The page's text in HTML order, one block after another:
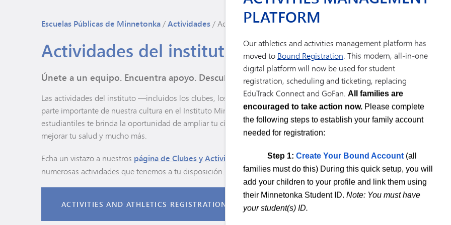
Inmersión lingüística (6.º-8.º)
Transporte
Escuelas Públicas de Minnetonka /Actividades /Actividades del instituto
Actividades del instituto
Únete a un equipo. Encuentra apoyo. Descubre un talento oculto.
Las actividades del instituto —incluidos los clubes, los programas de enriquecimiento y los deportes— son una
parte importante de nuestra cultura en el Instituto Minnetonka. Formar parte de los clubes y organizaciones
estudiantiles te brinda la oportunidad de ampliar tu círculo de amistades, desarrollar habilidades de liderazgo,
mejorar tu salud y mucho más.
Echa un vistazo a nuestros página de Clubes y Actividades Extraescolareshoy mismo y descubre las
numerosas actividades que tenemos a tu disposición.
ACTIVITIES AND ATHLETICS REGISTRATION
PLATFORM
Our athletics and activities management platform has
moved to Bound Registration. This modern, all-in-one
digital platform will now be used for student
registration, scheduling and ticketing, replacing
EduTrack Connect and GoFan. All families are
encouraged to take action now. Please complete
the following steps to establish your family account
needed for registration:
Step 1: Create Your Bound Account (all
families must do this) During this quick setup, you will
add your children to your profile and link them using
their Minnetonka Student ID. Note: You must have
your student(s) ID.